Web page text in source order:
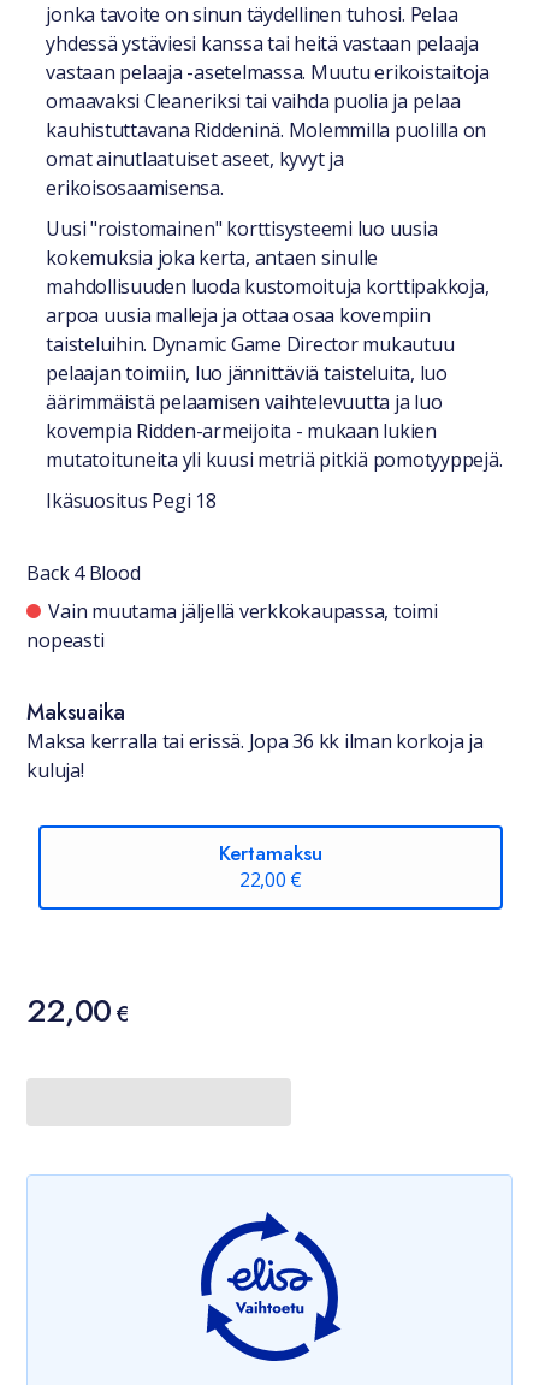
jonka tavoite on sinun täydellinen tuhosi. Pelaa
yhdessä ystäviesi kanssa tai heitä vastaan pelaaja
vastaan pelaaja -asetelmassa. Muutu erikoistaitoja
omaavaksi Cleaneriksi tai vaihda puolia ja pelaa
kauhistuttavana Riddeninä. Molemmilla puolilla on
omat ainutlaatuiset aseet, kyvyt ja
erikoisosaamisensa.
Uusi "roistomainen" korttisysteemi luo uusia
kokemuksia joka kerta, antaen sinulle
mahdollisuuden luoda kustomoituja korttipakkoja,
arpoa uusia malleja ja ottaa osaa kovempiin
taisteluihin. Dynamic Game Director mukautuu
pelaajan toimiin, luo jännittäviä taisteluita, luo
äärimmäistä pelaamisen vaihtelevuutta ja luo
kovempia Ridden-armeijoita - mukaan lukien
mutatoituneita yli kuusi metriä pitkiä pomotyyppejä.
Ikäsuositus Pegi 18
Back 4 Blood
Saatavuustiedot
Vain muutama jäljellä verkkokaupassa, toimi
nopeasti
Maksuaika
Maksa kerralla tai erissä. Jopa 36 kk ilman korkoja ja
kuluja!
Kertamaksu
22,00 €
Hinta
22,00 €
22,00€